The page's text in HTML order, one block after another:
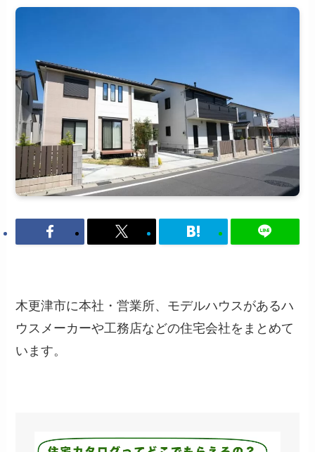
木更津市に本社・営業所、モデルハウスがあるハ
ウスメーカーや工務店などの住宅会社をまとめて
います。